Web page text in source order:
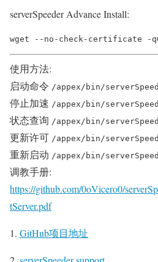
serverSpeeder Advance Install:
使用方法:
启动命令 /appex/bin/
停止加速 /appex/bin/
状态查询 /appex/bin/
更新许可 /appex/bin/
重新启动 /appex/bin/
调教手册:
https://github.com/0oVicero0/
tServer.pdf
GitHub项目地址